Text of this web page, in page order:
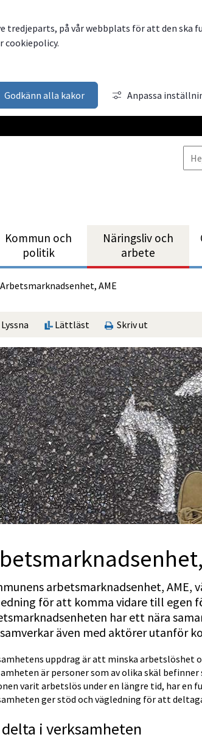
tredjeparts, på vår webbplats för att den ska
cookiepolicy.
Godkänn alla kakor Anpassa
Kommun och
politik
Närings­liv och
arbete
Arbets­marknads­enhet, AME
Lyssna Lättläst Skriv ut
arbetsmarknadsenhet, AME,
för att komma vidare till egen
har ett nära
även med aktörer utanför
uppdrag är att minska arbetslöshet
är personer som av olika skäl
varit arbetslös under en längre tid, har en
ger stöd och vägledning för att
i verksamheten